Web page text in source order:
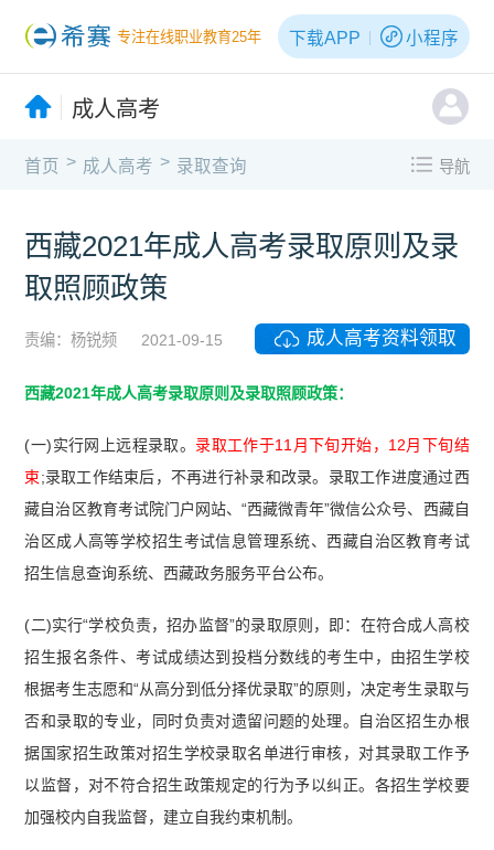
专注在线职业教育25年 下载APP 小程序
成人高考
首页 > 成人高考 > 录取查询 导航
西藏2021年成人高考​录取原则及录
取照顾政策
责编：杨锐频 2021-09-15 成人高考资料领取
西藏2021年成人高考录取原则及录取照顾政策：
(一)实行网上远程录取。 录取工作于11月下旬开始，12月下旬结
束;录取工作结束后，不再进行补录和改录。录取工作进度通过西
藏自治区教育考试院门户网站、“西藏微青年”微信公众号、西藏自
治区成人高等学校招生考试信息管理系统、西藏自治区教育考试
招生信息查询系统、西藏政务服务平台公布。
(二)实行“学校负责，招办监督”的录取原则，即：在符合成人高校
招生报名条件、考试成绩达到投档分数线的考生中，由招生学校
根据考生志愿和“从高分到低分择优录取”的原则，决定考生录取与
否和录取的专业，同时负责对遗留问题的处理。自治区招生办根
据国家招生政策对招生学校录取名单进行审核，对其录取工作予
以监督，对不符合招生政策规定的行为予以纠正。各招生学校要
加强校内自我监督，建立自我约束机制。